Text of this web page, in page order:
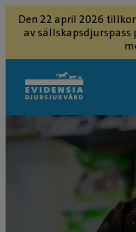
Den 22 april 2026
av sällskapsdjurspass